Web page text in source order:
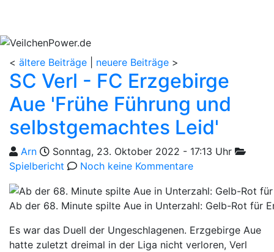
< ältere Beiträge neuere Beiträge >
SC Verl - FC Erzgebirge
Aue 'Frühe Führung und
selbstgemachtes Leid'
Geschrieben von
Arn am Sonntag, 23. Oktober 2022 - 17:13 Uhr
Spielbericht
Noch keine Kommentare
Ab der 68. Minute spilte Aue in Unterzahl: Gelb-Rot für
Es war das Duell der Ungeschlagenen. Erzgebirge Aue
hatte zuletzt dreimal in der Liga nicht verloren, Verl